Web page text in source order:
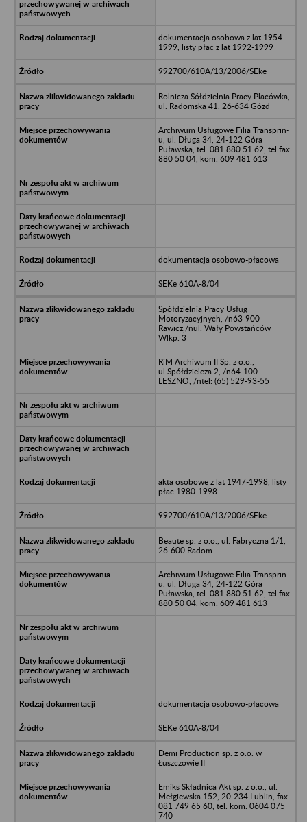
dokumentacja osobowa z lat 1954-
1999, listy płac z lat 1992-1999
992700/610A/13/2006/SEke
Rolnicza Sółdzielnia Pracy Placówka,
ul. Radomska 41, 26-634 Gózd
Archiwum Usługowe Filia Transprin-
u, ul. Długa 34, 24-122 Góra
Puławska, tel. 081 880 51 62, tel.fax
880 50 04, kom. 609 481 613
dokumentacja osobowo-płacowa
SEKe 610A-8/04
Spółdzielnia Pracy Usług
Motoryzacyjnych, /n63-900
Rawicz,/nul. Wały Powstańców
Wlkp. 3
RiM Archiwum II Sp. z o.o.,
ul.Spółdzielcza 2, /n64-100
LESZNO, /ntel: (65) 529-93-55
akta osobowe z lat 1947-1998, listy
płac 1980-1998
992700/610A/13/2006/SEke
Beaute sp. z o.o., ul. Fabryczna 1/1,
26-600 Radom
Archiwum Usługowe Filia Transprin-
u, ul. Długa 34, 24-122 Góra
Puławska, tel. 081 880 51 62, tel.fax
880 50 04, kom. 609 481 613
dokumentacja osobowo-płacowa
SEKe 610A-8/04
Demi Production sp. z o.o. w
Łuszczowie II
Emiks Składnica Akt sp. z o.o., ul.
Mełgiewska 152, 20-234 Lublin, fax
081 749 65 60, tel. kom. 0604 075
740